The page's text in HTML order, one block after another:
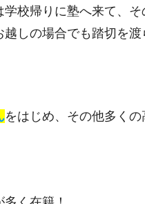
学校帰りに塾へ来て、
越しの場合でも踏切を渡
をはじめ、その他多く